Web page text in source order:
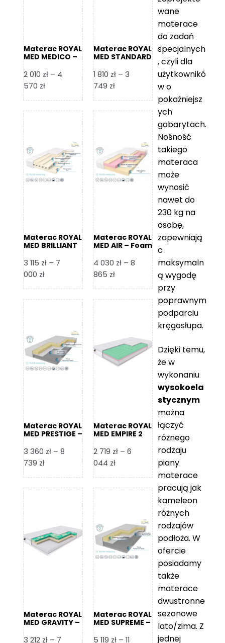
Materac ROYAL
MED MEDICO –
2 010 zł – 4
570 złZakres
od
4
570 zł
Materac ROYAL
MED STANDARD
1 810 zł – 3
749 złZakres
od
3
749 zł
Materac ROYAL
MED BRILLIANT
3 115 zł – 7
000 złZakres
od
7
000 zł
Materac ROYAL
MED AIR – Foam
4 030 zł – 8
865 złZakres
od
8
865 zł
Materac ROYAL
MED PRESTIGE –
3 360 zł – 8
739 złZakres
od
8
739 zł
Materac ROYAL
MED EMPIRE 2
2 719 zł – 6
044 złZakres
od
6
044 zł
Materac ROYAL
MED GRAVITY –
3 212 zł – 7
Materac ROYAL
MED SUPREME –
5 119 zł – 11
wane
materace
do zadań
specjalnych
, czyli dla
użytkownikó
w o
pokaźniejsz
ych
gabarytach.
Nośność
takiego
materaca
może
wynosić
nawet do
230 kg na
osobę,
zapewniają
c
maksymaln
ą wygodę
przy
poprawnym
podparciu
kręgosłupa.
Dzięki temu,
że w
wykonaniu
wysokoela
stycznym
można
łączyć
różnego
rodzaju
piany
materace
pracują jak
kameleon
różnych
rodzajów
podłoża. W
ofercie
posiadamy
także
materace
dwustronne
sezonowe
lato/zima. Z
jednej